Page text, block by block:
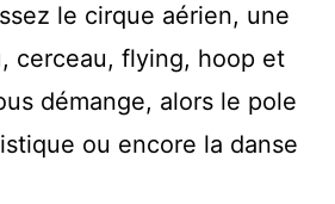
le cirque aérien, une
cerceau, flying, hoop et
démange, alors le pole
ou encore la danse